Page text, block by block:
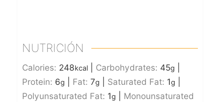
NUTRICIÓN
Calories: 248kcal| Carbohydrates: 45g
Protein: 6g Fat: 7g Saturated Fat: 1g
Polyunsaturated Fat: 1g
Monounsaturated